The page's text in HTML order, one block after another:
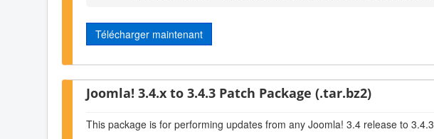
Télécharger maintenant
Joomla! 3.4.x to 3.4.3 Patch Package (.tar.bz2)
This package is for performing updates from any Joomla! 3.4 release to 3.4.3